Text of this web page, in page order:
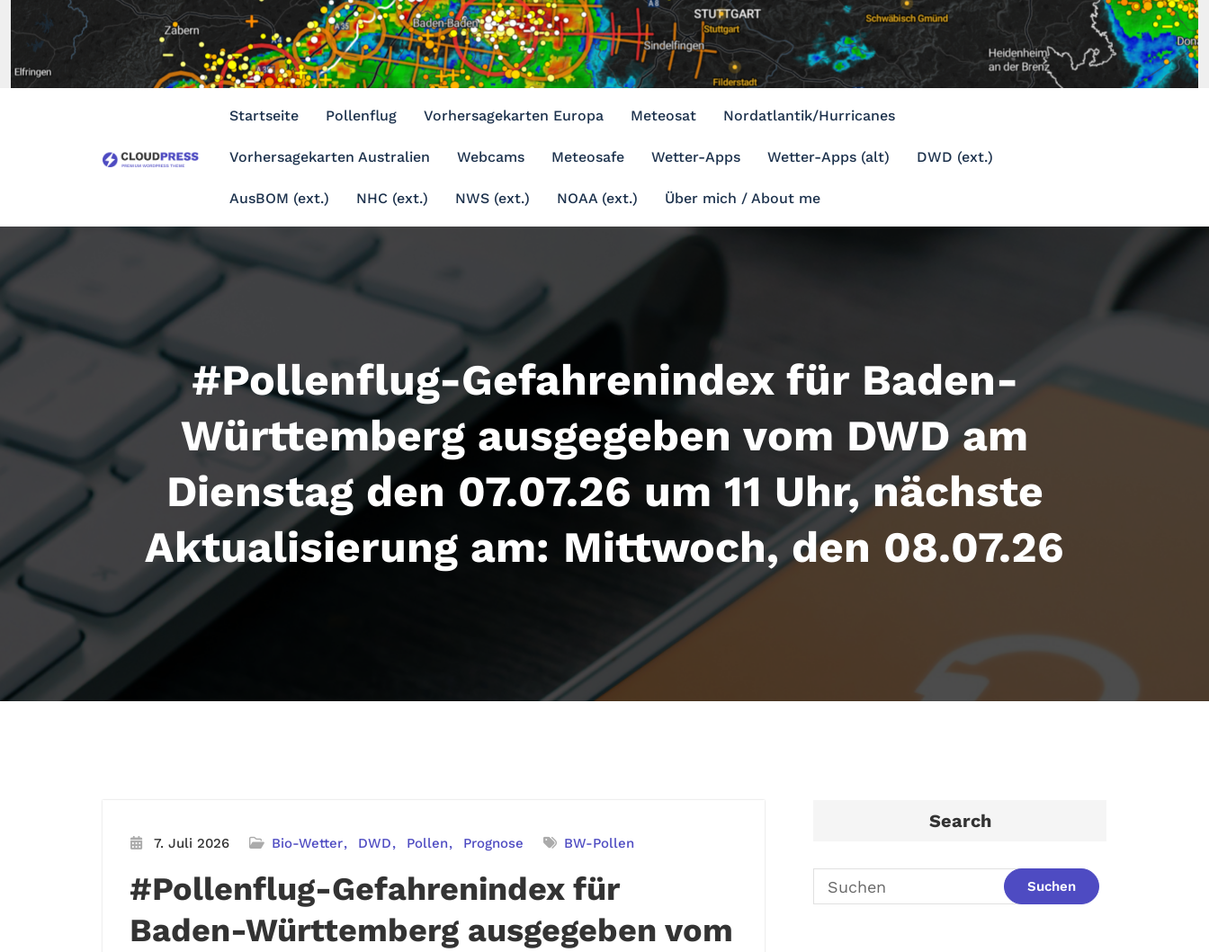
Inhalt
springen
Startseite Pollenflug Vorhersagekarten Europa Meteosat Nordatlantik/Hurricanes
Vorhersagekarten Australien Webcams Meteosafe Wetter-Apps Wetter-Apps (alt) DWD (ext.)
AusBOM (ext.) NHC (ext.) NWS (ext.) NOAA (ext.) Über mich / About me
#Pollenflug-Gefahrenindex für Baden-
Württemberg ausgegeben vom DWD am
Dienstag den 07.07.26 um 11 Uhr, nächste
Aktualisierung am: Mittwoch, den 08.07.26
7. Juli 2026 Bio-Wetter DWD Pollen Prognose BW-Pollen
#Pollenflug-Gefahrenindex für
Baden-Württemberg ausgegeben vom
Search